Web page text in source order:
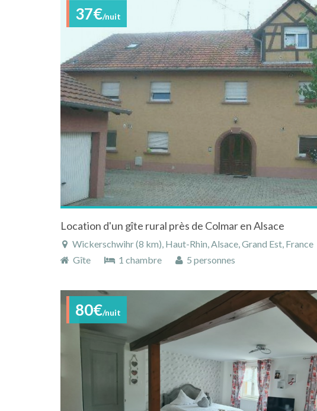
37€/nuit
Location d'un gîte rural près de Colmar en Alsace
Wickerschwihr (8 km), Haut-Rhin, Alsace, Grand Est, France
Gîte
1 chambre 5 personnes
80€/nuit